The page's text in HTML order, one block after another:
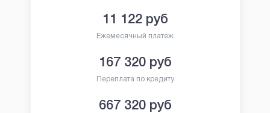
11 122руб
Ежемесячный платеж
167 320руб
Переплата по кредиту
667 320руб